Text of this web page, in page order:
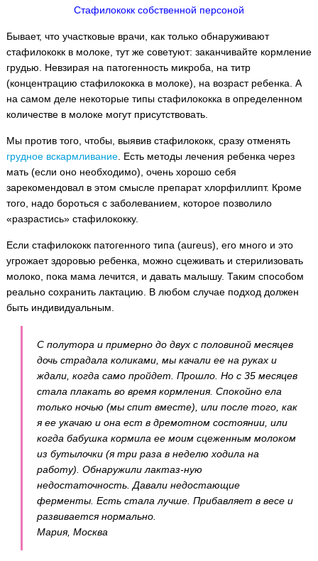
Стафилококк собственной персоной
Бывает, что участковые врачи, как только обнаруживают
стафилококк в молоке, тут же советуют: заканчивайте кормление
грудью. Невзирая на патогенность микроба, на титр
(концентрацию стафилококка в молоке), на возраст ребенка. А
на самом деле некоторые типы стафилококка в определенном
количестве в молоке могут присутствовать.
Мы против того, чтобы, выявив стафилококк, сразу отменять
груднoe вскармливание. Есть методы лечения ребенка через
мать (если оно необходимо), очень хорошо себя
зарекомендовал в этом смысле препарат хлорфиллипт. Кроме
того, надо бороться с заболеванием, которое позволило
«разрастись» стафилококку.
Если стафилококк патогенного типа (aureus), его много и это
угрожает здоровью ребенка, можно сцеживать и стерилизовать
молоко, пока мама лечится, и давать малышу. Таким способом
реально сохранить лактацию. В любом случае подход должен
быть индивидуальным.
С полутора и примерно до двух с половиной месяцев
дочь страдала коликами, мы качали ее на руках и
ждали, когда само пройдет. Прошло. Но с 35 месяцев
стала плакать во время кормления. Спокойно ела
только ночью (мы спит вместе), или после того, как
я ее укачаю и она ест в дремотном состоянии, или
когда бабушка кормила ее моим сцеженным молоком
из бутылочки (я три раза в неделю ходила на
работу). Обнаружили лактаз-ную
недостаточность. Давали недостающие
ферменты. Есть стала лучше. Прибавляет в весе и
развивается нормально.
Мария, Москва